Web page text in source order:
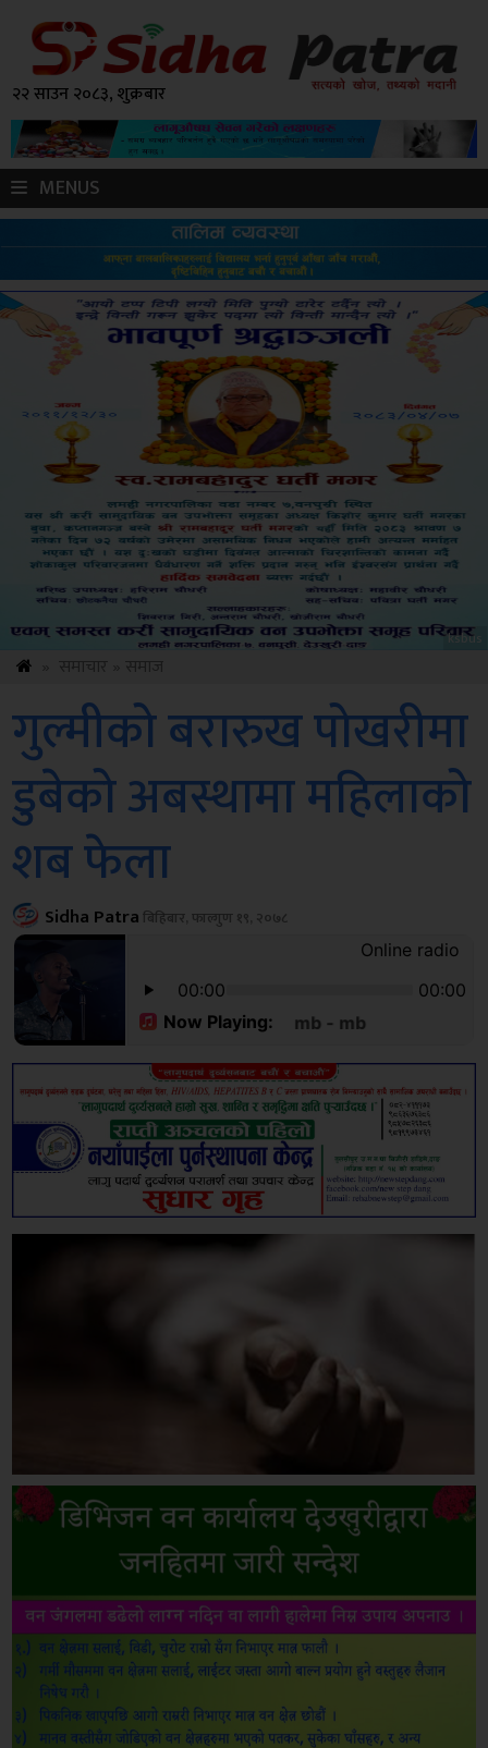
२२ साउन २०८३, शुक्रबार
MENUS
Sdc
गुल्मीको बरारुख पोखरीमा
डुबेको अबस्थामा महिलाको
शब फेला
Sidha Patraबिहिबार, फाल्गुण १९, २०७८